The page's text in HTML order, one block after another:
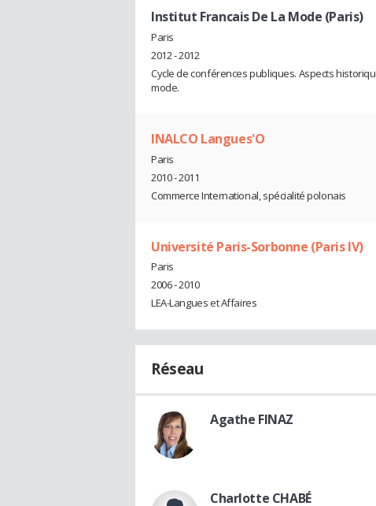
Institut Francais De La Mode (Paris)
Paris
2012 - 2012
Cycle de conférences publiques. Aspects
mode.
INALCO Langues'O
Paris
2010 - 2011
Commerce International, spécialité polonais
Université Paris-Sorbonne (Paris IV)
Paris
2006 - 2010
LEA-Langues et Affaires
Réseau
Agathe FINAZ
Charlotte CHABÉ